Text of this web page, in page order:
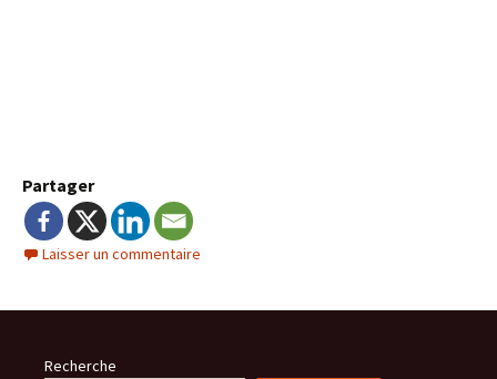
Partager
Laisser un commentaire
Recherche